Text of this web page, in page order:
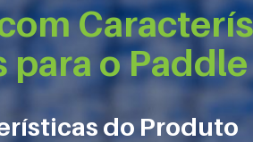
para o Paddle
do Produto